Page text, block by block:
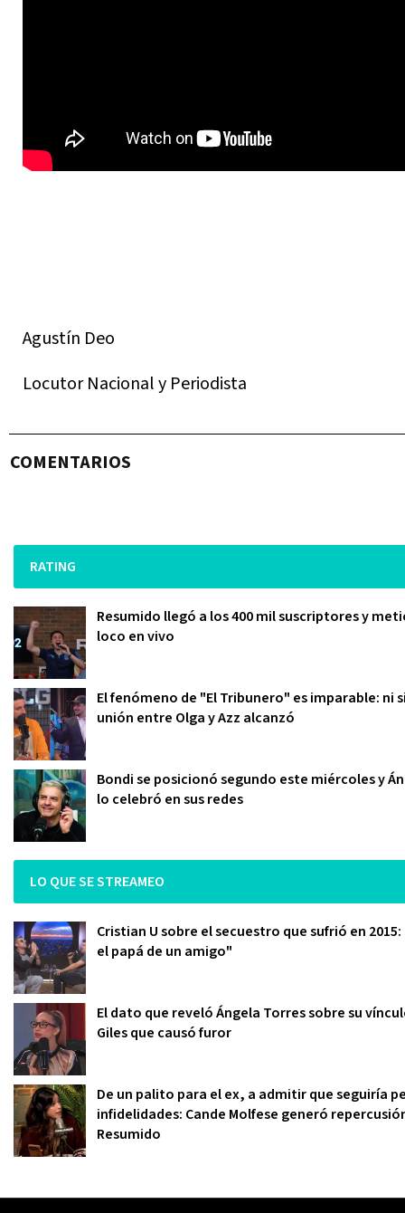
Agustín Deo
Locutor Nacional y Periodista
COMENTARIOS
RATING
Resumido llegó a los 400 mil suscriptores y
loco en vivo
El fenómeno de "El Tribunero" es imparable: ni
unión entre Olga y Azz alcanzó
Bondi se posicionó segundo este miércoles y
lo celebró en sus redes
LO QUE SE STREAMEO
Cristian U sobre el secuestro que sufrió en
el papá de un amigo"
El dato que reveló Ángela Torres sobre su
Giles que causó furor
De un palito para el ex, a admitir que seguiría
infidelidades: Cande Molfese generó
Resumido